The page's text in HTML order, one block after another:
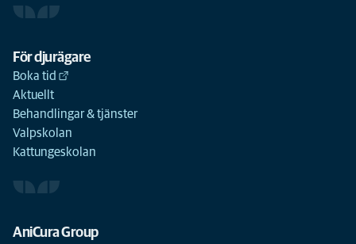
För djurägare
Boka tid
Aktuellt
Behandlingar & tjänster
Valpskolan
Kattungeskolan
AniCura Group